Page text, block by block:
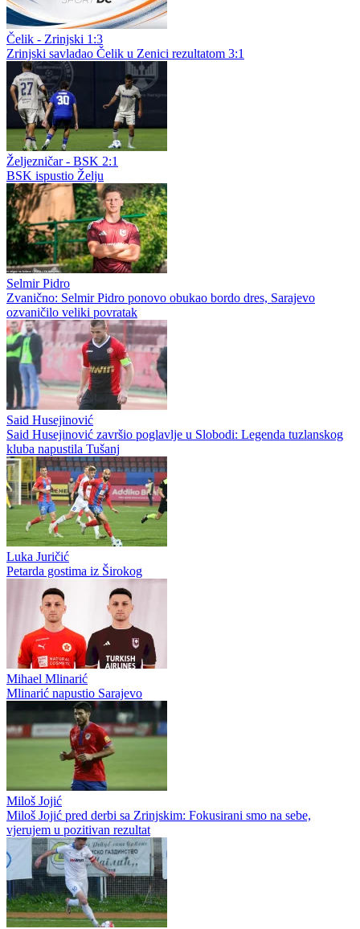
Čelik - Zrinjski 1:3
Zrinjski savladao Čelik u Zenici rezultatom 3:1
Željezničar - BSK 2:1
BSK ispustio Želju
Selmir Pidro
Zvanično: Selmir Pidro ponovo obukao bordo dres, Sarajevo
ozvaničilo veliki povratak
Said Husejinović
Said Husejinović završio poglavlje u Slobodi: Legenda tuzlanskog
kluba napustila Tušanj
Luka Juričić
Petarda gostima iz Širokog
Mihael Mlinarić
Mlinarić napustio Sarajevo
Miloš Jojić
Miloš Jojić pred derbi sa Zrinjskim: Fokusirani smo na sebe,
vjerujem u pozitivan rezultat